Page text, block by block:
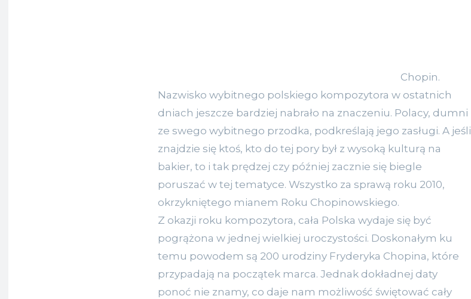
Chopin.
Nazwisko wybitnego polskiego kompozytora w ostatnich
dniach jeszcze bardziej nabrało na znaczeniu. Polacy, dumni
ze swego wybitnego przodka, podkreślają jego zasługi. A jeśli
znajdzie się ktoś, kto do tej pory był z wysoką kulturą na
bakier, to i tak prędzej czy później zacznie się biegle
poruszać w tej tematyce. Wszystko za sprawą roku 2010,
okrzykniętego mianem Roku Chopinowskiego.
Z okazji roku kompozytora, cała Polska wydaje się być
pogrążona w jednej wielkiej uroczystości. Doskonałym ku
temu powodem są 200 urodziny Fryderyka Chopina, które
przypadają na początek marca. Jednak dokładnej daty
ponoć nie znamy, co daje nam możliwość świętować cały